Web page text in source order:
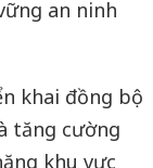
an ninh
khai đồng bộ
tăng cường
khu vực